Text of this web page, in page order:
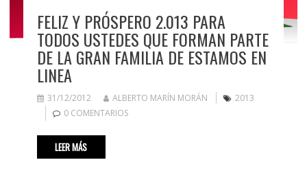
FELIZ Y PRÓSPERO 2.013 PARA
TODOS USTEDES QUE FORMAN PARTE
DE LA GRAN FAMILIA DE ESTAMOS EN
LINEA
31/12/2012 ALBERTO MARÍN MORÁN
2013
0 COMENTARIOS
LEER MÁS